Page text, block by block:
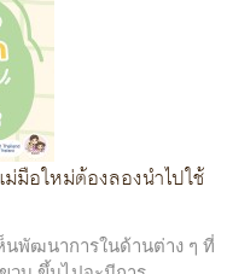
มือใหม่ต้องลองนำไปใช้
นพัฒนาการในด้านต่าง ๆ ที่